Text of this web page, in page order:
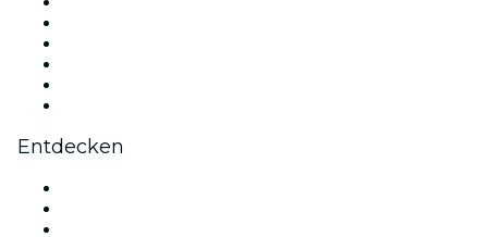
Entdecken